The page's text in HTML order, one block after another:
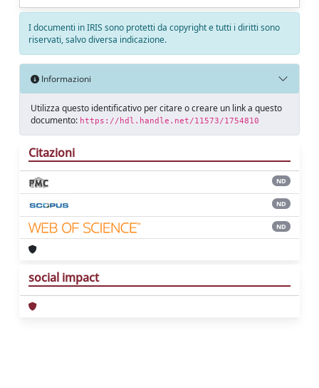
I documenti in IRIS sono protetti da copyright e tutti i diritti sono
riservati, salvo diversa indicazione.
Informazioni
Utilizza questo identificativo per citare o creare un link a questo
documento: https://hdl.handle.net/11573/1754810
Citazioni
ND
ND
ND
social impact